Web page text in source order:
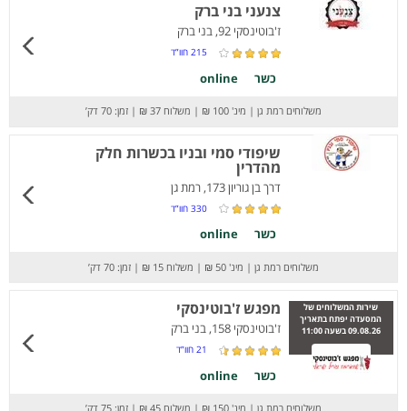
צנעני בני ברק
ז'בוטינסקי 92, בני ברק
215 חוו”ד
כשר online
משלוחים רמת גן | מינ' 100 ₪ | משלוח 37 ₪ | זמן: 70 דק’
שיפודי סמי ובניו בכשרות חלק
מהדרין
דרך בן גוריון 173, רמת גן
330 חוו”ד
כשר online
משלוחים רמת גן | מינ' 50 ₪ | משלוח 15 ₪ | זמן: 70 דק’
שירות המשלוחים של
המסעדה יפתח בתאריך
09.08.26 בשעה 11:00
מפגש ז'בוטינסקי
ז'בוטינסקי 158, בני ברק
21 חוו”ד
כשר online
משלוחים רמת גן | מינ' 150 ₪ | משלוח 45 ₪ | זמן: 75 דק’